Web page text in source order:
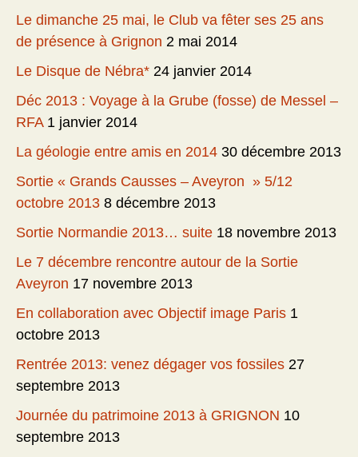
Le dimanche 25 mai, le Club va fêter ses 25 ans
de présence à Grignon 2 mai 2014
Le Disque de Nébra* 24 janvier 2014
Déc 2013 : Voyage à la Grube (fosse) de Messel –
RFA 1 janvier 2014
La géologie entre amis en 2014 30 décembre 2013
Sortie « Grands Causses – Aveyron » 5/12
octobre 2013 8 décembre 2013
Sortie Normandie 2013… suite 18 novembre 2013
Le 7 décembre rencontre autour de la Sortie
Aveyron 17 novembre 2013
En collaboration avec Objectif image Paris 1
octobre 2013
Rentrée 2013: venez dégager vos fossiles 27
septembre 2013
Journée du patrimoine 2013 à GRIGNON 10
septembre 2013